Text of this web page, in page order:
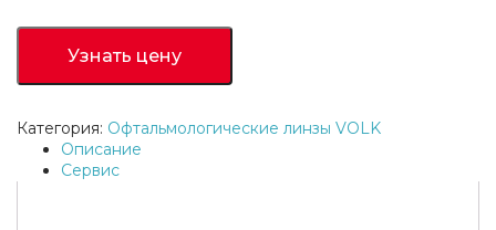
Узнать цену
Категория: Офтальмологические линзы VOLK
Описание
Сервис